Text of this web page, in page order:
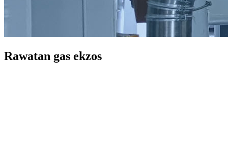
Rawatan gas ekzos